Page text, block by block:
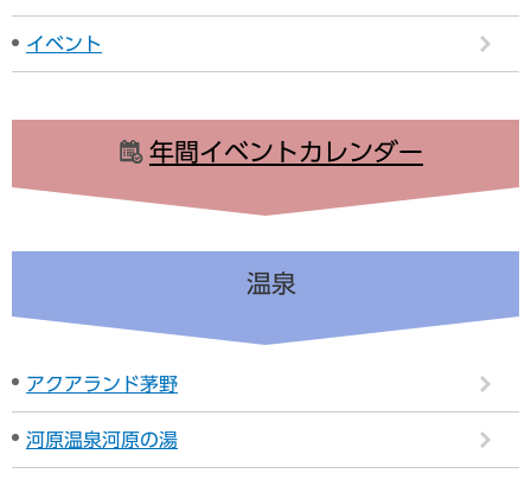
イベント
年間イベントカレンダー
温泉
アクアランド茅野
河原温泉河原の湯